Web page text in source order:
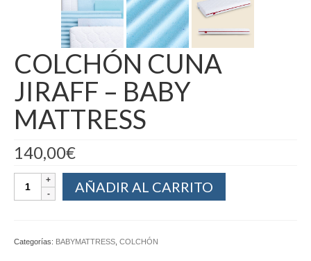
COLCHÓN CUNA
JIRAFF – BABY
MATTRESS
140,00€
AÑADIR AL CARRITO
Categorías: BABYMATTRESS COLCHÓN